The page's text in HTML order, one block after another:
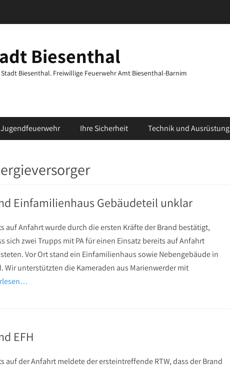
Biesenthal
Biesenthal. Freiwillige Feuerwehr Amt Biesenthal-Barnim
Jugendfeuerwehr Ihre Sicherheit Technik und Ausrüstung
Einfamilienhaus Gebäudeteil unklar
auf Anfahrt wurde durch die ersten Kräfte der Brand bestätigt,
sich zwei Trupps mit PA für einen Einsatz bereits auf Anfahrt
Vor Ort stand ein Einfamilienhaus sowie Nebengebäude in
Wir unterstützten die Kameraden aus Marienwerder mit
EFH
auf der Anfahrt meldete der ersteintreffende RTW, dass der Brand